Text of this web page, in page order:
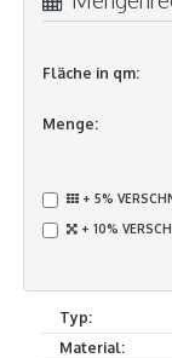
Fläche in qm:
Menge:
+ 5%
+ 10%
Typ:
Material: